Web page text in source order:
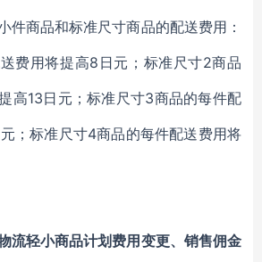
件商品和标准尺寸商品的配送费用 ：
费用将提高8日元 ； 标准尺寸2商品
高13日元 ； 标准尺寸3商品的每件配
； 标准尺寸4商品的每件配送费用将
流轻小商品计划费用变更、 销售佣金